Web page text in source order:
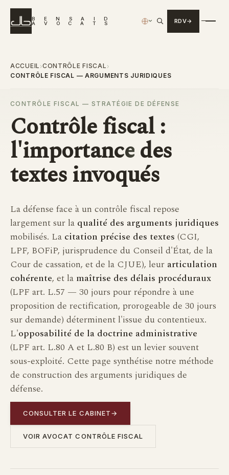
B E N S A I
D
A
V O C A T S › RDV
ACCUEIL ›CONTRÔLE FISCAL ›
CONTRÔLE FISCAL — ARGUMENTS JURIDIQUES
CONTRÔLE FISCAL — STRATÉGIE DE DÉFENSE
Contrôle fiscal :
l'importancedes
textes invoqués
La défense face à un contrôle fiscal repose
largement sur la qualité des arguments juridiques
mobilisés. La citation précise des textes (CGI,
LPF, BOFiP, jurisprudence du Conseil d'État, de la
Cour de cassation, et de la CJUE), leur articulation
cohérente, et la maîtrise des délais procéduraux
(LPF art. L.57 — 30 jours pour répondre à une
proposition de rectification, prorogeable de 30 jours
sur demande) déterminent l'issue du contentieux.
L'opposabilité de la doctrine administrative
(LPF art. L.80 A et L.80 B) est un levier souvent
sous-exploité. Cette page synthétise notre méthode
de construction des arguments juridiques de
défense.
CONSULTER LE CABINET→
VOIR AVOCAT CONTRÔLE FISCAL